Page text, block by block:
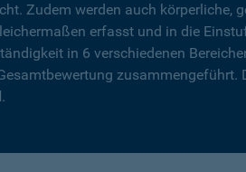
Zudem werden auch körperliche,
erfasst und in die
in 6 verschiedenen
zusammengeführt.
.